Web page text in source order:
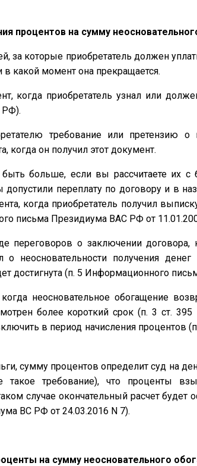
процентов на сумму
за которые приобретатель должен
в какой момент она прекращается.
когда приобретатель узнал или
РФ).
требование или претензию о
когда он получил этот документ.
больше, если вы рассчитаете их с
допустили переплату по договору и в
когда приобретатель получил
письма Президиума ВАС РФ от
переговоров о заключении
о неосновательности получения
достигнута (п. 5 Информационного
когда неосновательное обогащение
более короткий срок (п. 3 ст.
в период начисления процентов
сумму процентов определит суд на
требование), что проценты
случае окончательный расчет
ВС РФ от 24.03.2016 N 7).
на сумму неосновательного